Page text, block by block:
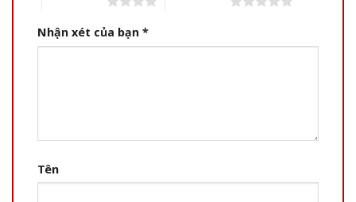
Nhận xét của bạn *
Tên